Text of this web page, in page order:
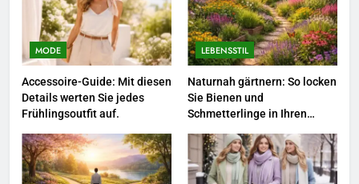
3
Networking-Strategien: Wie Sie
beruflich wertvolle Kontakte
knüpfen.
LEBENSSTIL
4
Selbstversorger-Glück: Welches
Gemüse Sie jetzt pflanzen
sollten.
LEBENSSTIL
MODE
Accessoire-Guide: Mit diesen
Details werten Sie jedes
Frühlingsoutfit auf.
LEBENSSTIL
Naturnah gärtnern: So locken
Sie Bienen und
Schmetterlinge in Ihren